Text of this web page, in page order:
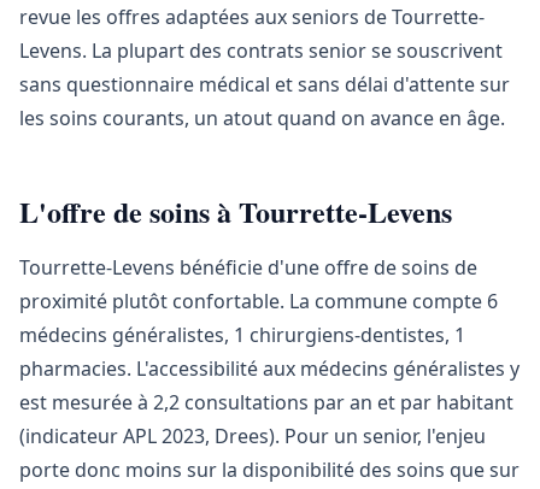
revue les offres adaptées aux seniors de Tourrette-
Levens. La plupart des contrats senior se souscrivent
sans questionnaire médical et sans délai d'attente sur
les soins courants, un atout quand on avance en âge.
L'offre de soins à Tourrette-Levens
Tourrette-Levens bénéficie d'une offre de soins de
proximité plutôt confortable. La commune compte 6
médecins généralistes, 1 chirurgiens-dentistes, 1
pharmacies. L'accessibilité aux médecins généralistes y
est mesurée à 2,2 consultations par an et par habitant
(indicateur APL 2023, Drees). Pour un senior, l'enjeu
porte donc moins sur la disponibilité des soins que sur